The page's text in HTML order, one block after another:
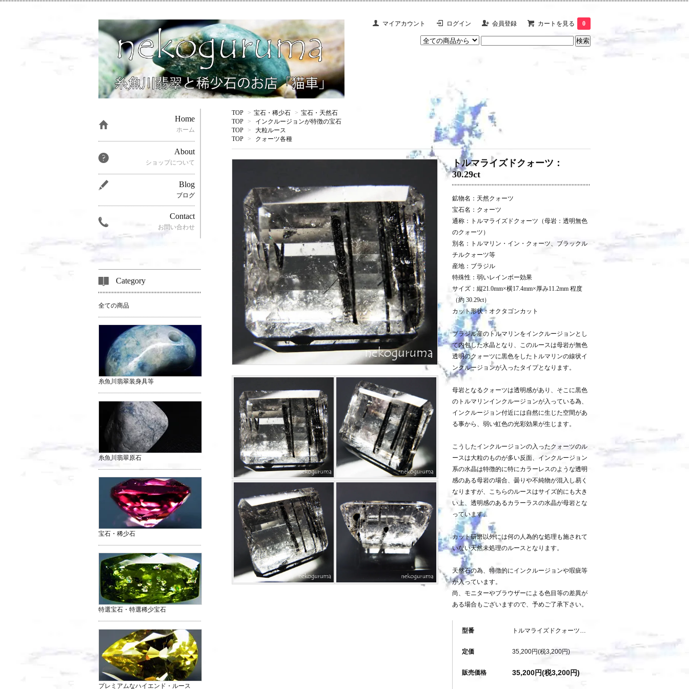
マイアカウント ログイン 会員登録 カートを見る 0
TOP > 宝石・稀少石 > 宝石・天然石
TOP
>
インクルージョンが特徴の宝石
TOP
>
大粒ルース
TOP
> クォーツ各種
トルマライズドクォーツ：
30.29ct
鉱物名：天然クォーツ
宝石名：クォーツ
通称：トルマライズドクォーツ（母岩：透明無色
のクォーツ）
別名：トルマリン・イン・クォーツ、ブラックル
チルクォーツ等
産地：ブラジル
特殊性：弱いレインボー効果
サイズ：縦21.0mm×横17.4mm×厚み11.2mm 程度
（約 30.29ct）
カット形状：オクタゴンカット
ブラジル産のトルマリンをインクルージョンとし
て内包した水晶となり、このルースは母岩が無色
透明のクォーツに黒色をしたトルマリンの線状イ
ンクルージョンが入ったタイプとなります。
母岩となるクォーツは透明感があり、そこに黒色
のトルマリンインクルージョンが入っている為、
インクルージョン付近には自然に生じた空間があ
る事から、弱い虹色の光彩効果が生じます。
こうしたインクルージョンの入ったクォーツのル
ースは大粒のものが多い反面、インクルージョン
系の水晶は特徴的に特にカラーレスのような透明
感のある母岩の場合、曇りや不純物が混入し易く
なりますが、こちらのルースはサイズ的にも大き
い上、透明感のあるカラーラスの水晶が母岩とな
っています。
カット研磨以外には何の人為的な処理も施されて
いない天然未処理のルースとなります。
天然石の為、特徴的にインクルージョンや瑕疵等
が入っています。
尚、モニターやブラウザーによる色目等の差異が
ある場合もございますので、予めご了承下さい。
型番 トルマライズドクォーツ：30.29ct
定価 35,200円(税3,200円)
販売価格 35,200円(税3,200円)
Home
ホーム
About
ショップについて
Blog
ブログ
Contact
お問い合わせ
Category
全ての商品
糸魚川翡翠装身具等
糸魚川翡翠原石
宝石・稀少石
特選宝石・特選稀少宝石
プレミアムなハイエンド・ルース